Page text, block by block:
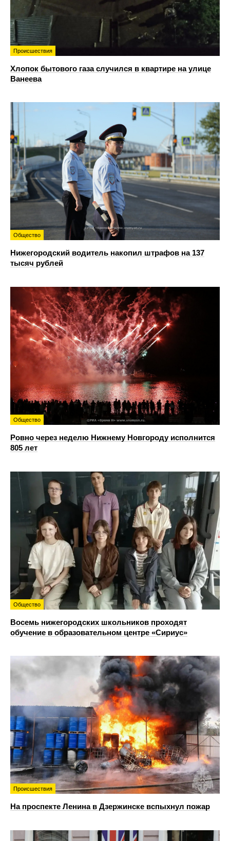
Происшествия
Хлопок бытового газа случился в квартире на улице
Ванеева
Общество
Нижегородский водитель накопил штрафов на 137
тысяч рублей
Общество
Ровно через неделю Нижнему Новгороду исполнится
805 лет
Общество
Восемь нижегородских школьников проходят
обучение в образовательном центре «Сириус»
Происшествия
На проспекте Ленина в Дзержинске вспыхнул пожар